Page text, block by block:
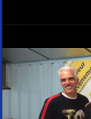
Skip to content